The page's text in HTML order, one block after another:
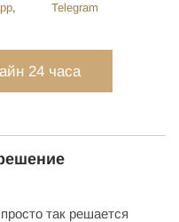
, Telegram
24 часа
так решается